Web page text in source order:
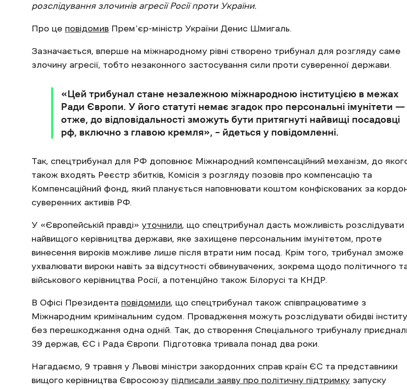
розслідування злочинів агресії Росії проти України.
Про це повідомив Прем’єр-міністр України Денис Шмигаль.
Зазначається, вперше на міжнародному рівні створено трибунал для розгляду саме
злочину агресії, тобто незаконного застосування сили проти суверенної держави.
«Цей трибунал стане незалежною міжнародною інституцією в межах
Ради Європи. У його статуті немає згадок про персональні імунітети —
отже, до відповідальності зможуть бути притягнуті найвищі посадовці
рф, включно з главою кремля», – йдеться у повідомленні.
Так, спецтрибунал для РФ доповнює Міжнародний компенсаційний механізм, до
також входять Реєстр збитків, Комісія з розгляду позовів про компенсацію та
Компенсаційний фонд, який планується наповнювати коштом конфіскованих за
суверенних активів РФ.
У «Європейській правді» уточнили, що спецтрибунал дасть можливість розслідувати
найвищого керівництва держави, яке захищене персональним імунітетом, проте
винесення вироків можливе лише після втрати ним посад. Крім того, трибунал зможе
ухвалювати вироки навіть за відсутності обвинувачених, зокрема щодо політичного
військового керівництва Росії, а потенційно також Білорусі та КНДР.
В Офісі Президента повідомили, що спецтрибунал також співпрацюватиме з
Міжнародним кримінальним судом. Провадження можуть розслідувати обидві
без перешкоджання одна одній. Так, до створення Спеціального трибуналу
39 держав, ЄС і Рада Європи. Підготовка тривала понад два роки.
Нагадаємо, 9 травня у Львові міністри закордонних справ країн ЄС та представники
вищого керівництва Євросоюзу підписали заяву про політичну підтримку запуску